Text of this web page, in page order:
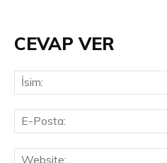
CEVAP VER